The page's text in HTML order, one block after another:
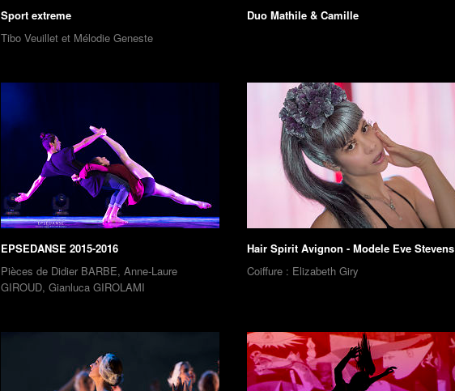
Sport extreme
Tibo Veuillet et Mélodie Geneste
Duo Mathile & Camille
EPSEDANSE 2015-2016
Pièces de Didier BARBE, Anne-Laure
GIROUD, Gianluca GIROLAMI
Hair Spirit Avignon - Modele Eve Stevens
Coiffure : Elizabeth Giry